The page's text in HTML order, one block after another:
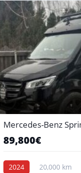
Mercedes-Benz
89,800€
2024 20,000 km